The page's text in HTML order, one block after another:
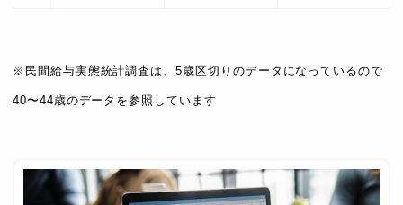
※民間給与実態統計調査は、5歳区切りのデータになっているので
40〜44歳のデータを参照しています